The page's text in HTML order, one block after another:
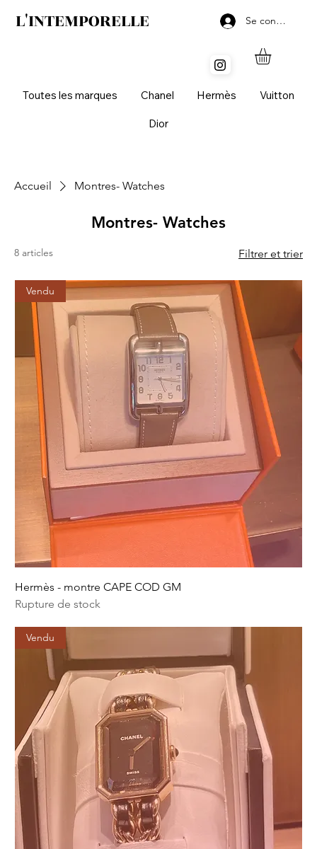
L'INTEMPORELLE Se connecter
Accueil Montres- Watches
Montres- Watches
8 articles Filtrer et trier
Vendu
Hermès - montre CAPE COD GM
Rupture de stock
Vendu
Toutes les marques Chanel Hermès Vuitton
Dior